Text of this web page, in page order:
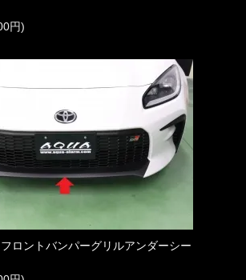
円)
ロントバンパーグリルアンダーシー